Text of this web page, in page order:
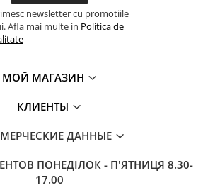
newsletter cu promotiile
Afla mai multe in Politica de
МОЙ МАГАЗИН
КЛИЕНТЫ
ДАННЫЕ
ПОНЕДІЛОК - П'ЯТНИЦЯ 8.30-
17.00